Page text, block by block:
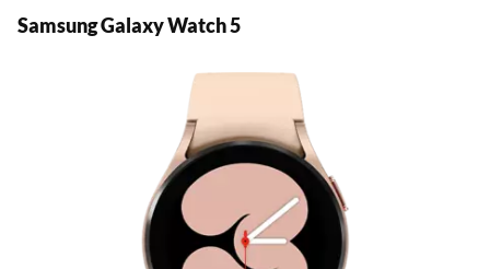
Samsung Galaxy Watch 5